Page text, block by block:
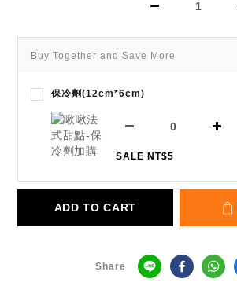
Buy Together and Save More
保冷劑(12cm*6cm)
SALE NT$5
ADD TO CART
Share